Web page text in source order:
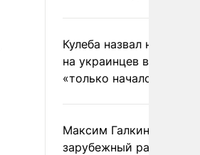
Кулеба назвал
на украинцев в Польше
«только началом»
Максим Галкин
зарубежный райдер